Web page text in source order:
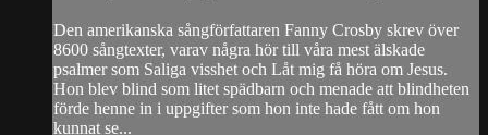
⁣Den amerikanska sångförfattaren Fanny Crosby skrev över
8600 sångtexter, varav några hör till våra mest älskade
psalmer som Saliga visshet och Låt mig få höra om Jesus.
Hon blev blind som litet spädbarn och menade att blindheten
förde henne in i uppgifter som hon inte hade fått om hon
kunnat se...